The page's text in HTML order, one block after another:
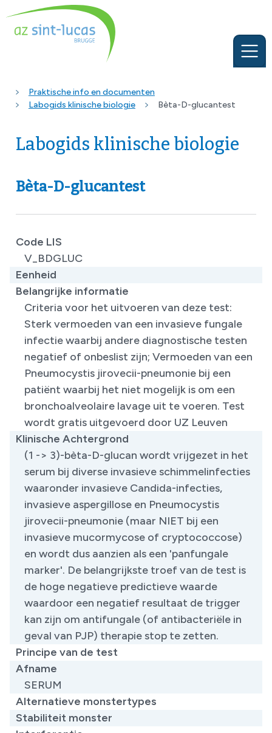
Praktische info en documenten
Labogids klinische biologie
Bèta-D-glucantest
Labogids klinische biologie
Bèta-D-glucantest
Code LIS
V_BDGLUC
Eenheid
Belangrijke informatie
Criteria voor het uitvoeren van deze test:
Sterk vermoeden ​van een invasieve fungale
infectie waarbij andere diagnostische testen
negatief of onbeslist zijn; Vermoeden van een
Pneumocystis jirovecii-pneumonie bij een
patiënt waarbij het niet mogelijk is om een
bronchoalveolaire lavage uit te voeren. Test
wordt gratis uitgevoerd door UZ Leuven
Klinische Achtergrond
​(1 -> 3)-bèta-D-glucan wordt vrijgezet in het
serum bij diverse invasieve schimmelinfecties
waaronder invasieve Candida-infecties,
invasieve aspergillose en Pneumocystis
jirovecii-pneumonie (maar NIET bij een
invasieve mucormycose of cryptococcose)
en wordt dus aanzien als een 'panfungale
marker'. De belangrijkste troef van de test is
de hoge negatieve predictieve waarde
waardoor een negatief resultaat de trigger
kan zijn om antifungale (of antibacteriële in
geval van PJP) therapie stop te zetten.
Principe van de test
Afname
SERUM
Alternatieve monstertypes
Stabiliteit monster